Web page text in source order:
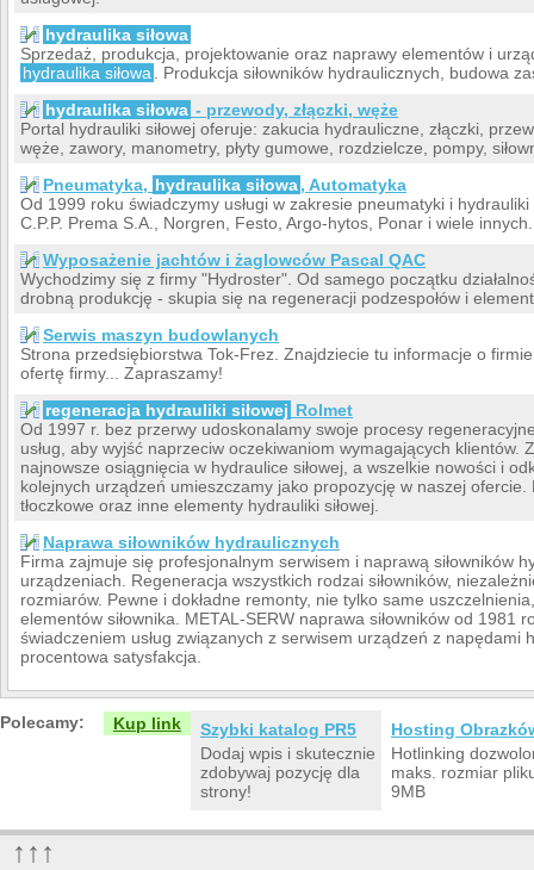
hydraulika siłowa
Sprzedaż, produkcja, projektowanie oraz naprawy elementów i
hydraulika siłowa
. Produkcja siłowników hydraulicznych, budowa
hydraulika siłowa - przewody, złączki, węże
Portal hydrauliki siłowej oferuje: zakucia hydrauliczne, złączki,
węże, zawory, manometry, płyty gumowe, rozdzielcze, pompy,
Pneumatyka, hydraulika siłowa, Automatyka
Od 1999 roku świadczymy usługi w zakresie pneumatyki i
C.P.P. Prema S.A., Norgren, Festo, Argo-hytos, Ponar i wiele
Wyposażenie jachtów i żaglowców Pascal QAC
Wychodzimy się z firmy "Hydroster". Od samego początku
drobną produkcję - skupia się na regeneracji podzespołów i
Serwis maszyn budowlanych
Strona przedsiębiorstwa Tok-Frez. Znajdziecie tu informacje o firmie
ofertę firmy... Zapraszamy!
regeneracja hydrauliki siłowej Rolmet
Od 1997 r. bez przerwy udoskonalamy swoje procesy
usług, aby wyjść naprzeciw oczekiwaniom wymagających klientów.
najnowsze osiągnięcia w hydraulice siłowej, a wszelkie nowości i
kolejnych urządzeń umieszczamy jako propozycję w naszej
tłoczkowe oraz inne elementy hydrauliki siłowej.
Naprawa siłowników hydraulicznych
Firma zajmuje się profesjonalnym serwisem i naprawą siłowników
urządzeniach. Regeneracja wszystkich rodzai siłowników,
rozmiarów. Pewne i dokładne remonty, nie tylko same
elementów siłownika. METAL-SERW naprawa siłowników od 1981
świadczeniem usług związanych z serwisem urządzeń z napędami
procentowa satysfakcja.
Polecamy: Kup link
Szybki katalog PR5
Dodaj wpis i skutecznie
zdobywaj pozycję dla
strony!
Hosting
Hotlinking
maks. rozmiar
9MB
↑↑↑